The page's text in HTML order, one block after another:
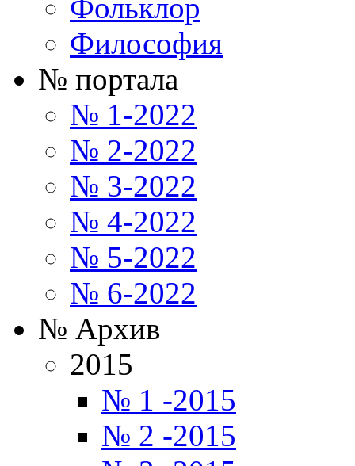
Фольклор
Философия
№ портала
№ 1-2022
№ 2-2022
№ 3-2022
№ 4-2022
№ 5-2022
№ 6-2022
№ Архив
2015
№ 1 -2015
№ 2 -2015